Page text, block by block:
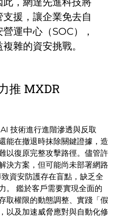
援，讓企業免去自
運中心（SOC），
雜的資安挑戰。
推 MXDR
技術進行進階滲透與反取
能在撤退時抹除關鍵證據，造
以復原完整攻擊路徑。儘管許
決方案，但可能尚未部署網路
資安防護存在盲點，缺乏全
。 鑑於客戶需要實現全面的
取權限的動態調整、實踐「假
以及加速威脅應對與自動化修